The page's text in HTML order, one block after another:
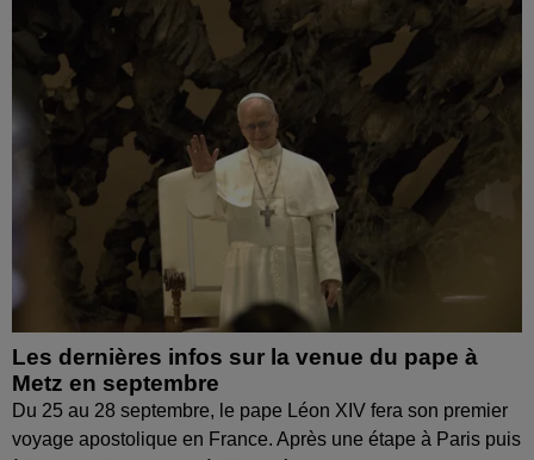
Les dernières infos sur la venue du pape à
Metz en septembre
Du 25 au 28 septembre, le pape Léon XIV fera son premier
voyage apostolique en France. Après une étape à Paris puis